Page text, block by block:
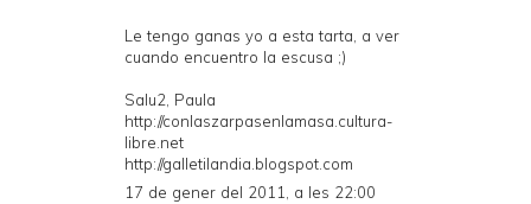
Le tengo ganas yo a esta tarta, a ver
cuando encuentro la escusa ;)
Salu2, Paula
http://conlaszarpasenlamasa.cultura-
libre.net
http://galletilandia.blogspot.com
17 de gener del 2011, a les 22:00